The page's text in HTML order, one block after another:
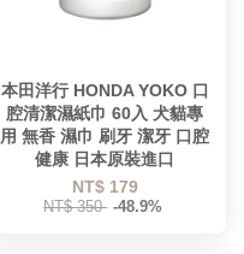
本田洋行 HONDA YOKO 口
腔清潔濕紙巾 60入 犬貓專
用 無香 濕巾 刷牙 潔牙 口腔
健康 日本原裝進口
NT$ 179
NT$ 350 -48.9%